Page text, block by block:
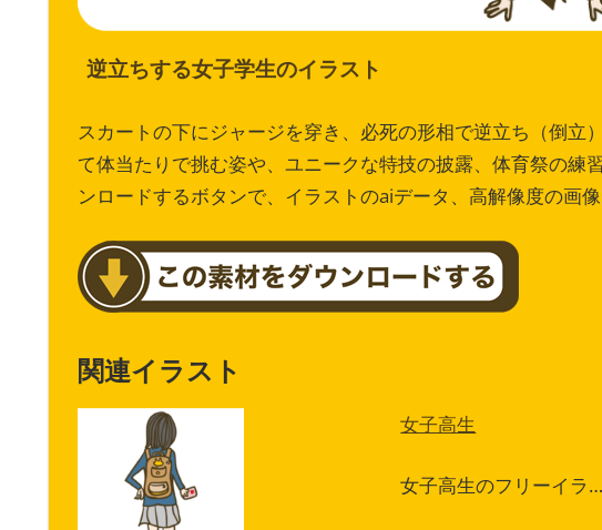
逆立ちする女子学生のイラスト
スカートの下にジャージを穿き、必死の形相で逆立ち（倒立
て体当たりで挑む姿や、ユニークな特技の披露、体育祭の練
ンロードするボタンで、イラストのaiデータ、高解像度の画
関連イラスト
女子高生
女子高生のフリーイラ…